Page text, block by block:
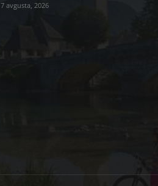
7 avgusta, 2026